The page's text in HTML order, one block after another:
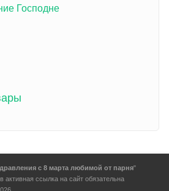
Господне
с 8 марта любимой от парня"
активная ссылка на сайт обязательна